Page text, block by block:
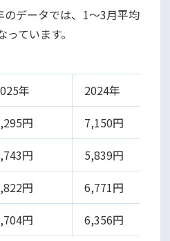
データでは、1〜3月平均
ています。
年
2024年
円
7,150円
円
5,839円
円
6,771円
円 6,356円